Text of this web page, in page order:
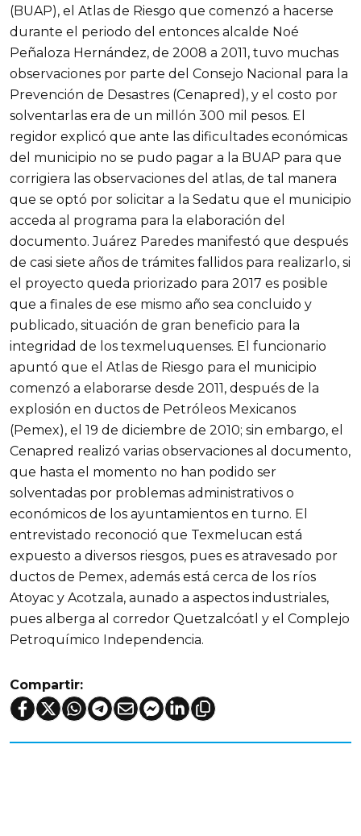
(BUAP), el Atlas de Riesgo que comenzó a hacerse
durante el periodo del entonces alcalde Noé
Peñaloza Hernández, de 2008 a 2011, tuvo muchas
observaciones por parte del Consejo Nacional para la
Prevención de Desastres (Cenapred), y el costo por
solventarlas era de un millón 300 mil pesos. El
regidor explicó que ante las dificultades económicas
del municipio no se pudo pagar a la BUAP para que
corrigiera las observaciones del atlas, de tal manera
que se optó por solicitar a la Sedatu que el municipio
acceda al programa para la elaboración del
documento. Juárez Paredes manifestó que después
de casi siete años de trámites fallidos para realizarlo, si
el proyecto queda priorizado para 2017 es posible
que a finales de ese mismo año sea concluido y
publicado, situación de gran beneficio para la
integridad de los texmeluquenses. El funcionario
apuntó que el Atlas de Riesgo para el municipio
comenzó a elaborarse desde 2011, después de la
explosión en ductos de Petróleos Mexicanos
(Pemex), el 19 de diciembre de 2010; sin embargo, el
Cenapred realizó varias observaciones al documento,
que hasta el momento no han podido ser
solventadas por problemas administrativos o
económicos de los ayuntamientos en turno. El
entrevistado reconoció que Texmelucan está
expuesto a diversos riesgos, pues es atravesado por
ductos de Pemex, además está cerca de los ríos
Atoyac y Acotzala, aunado a aspectos industriales,
pues alberga al corredor Quetzalcóatl y el Complejo
Petroquímico Independencia.
Compartir: